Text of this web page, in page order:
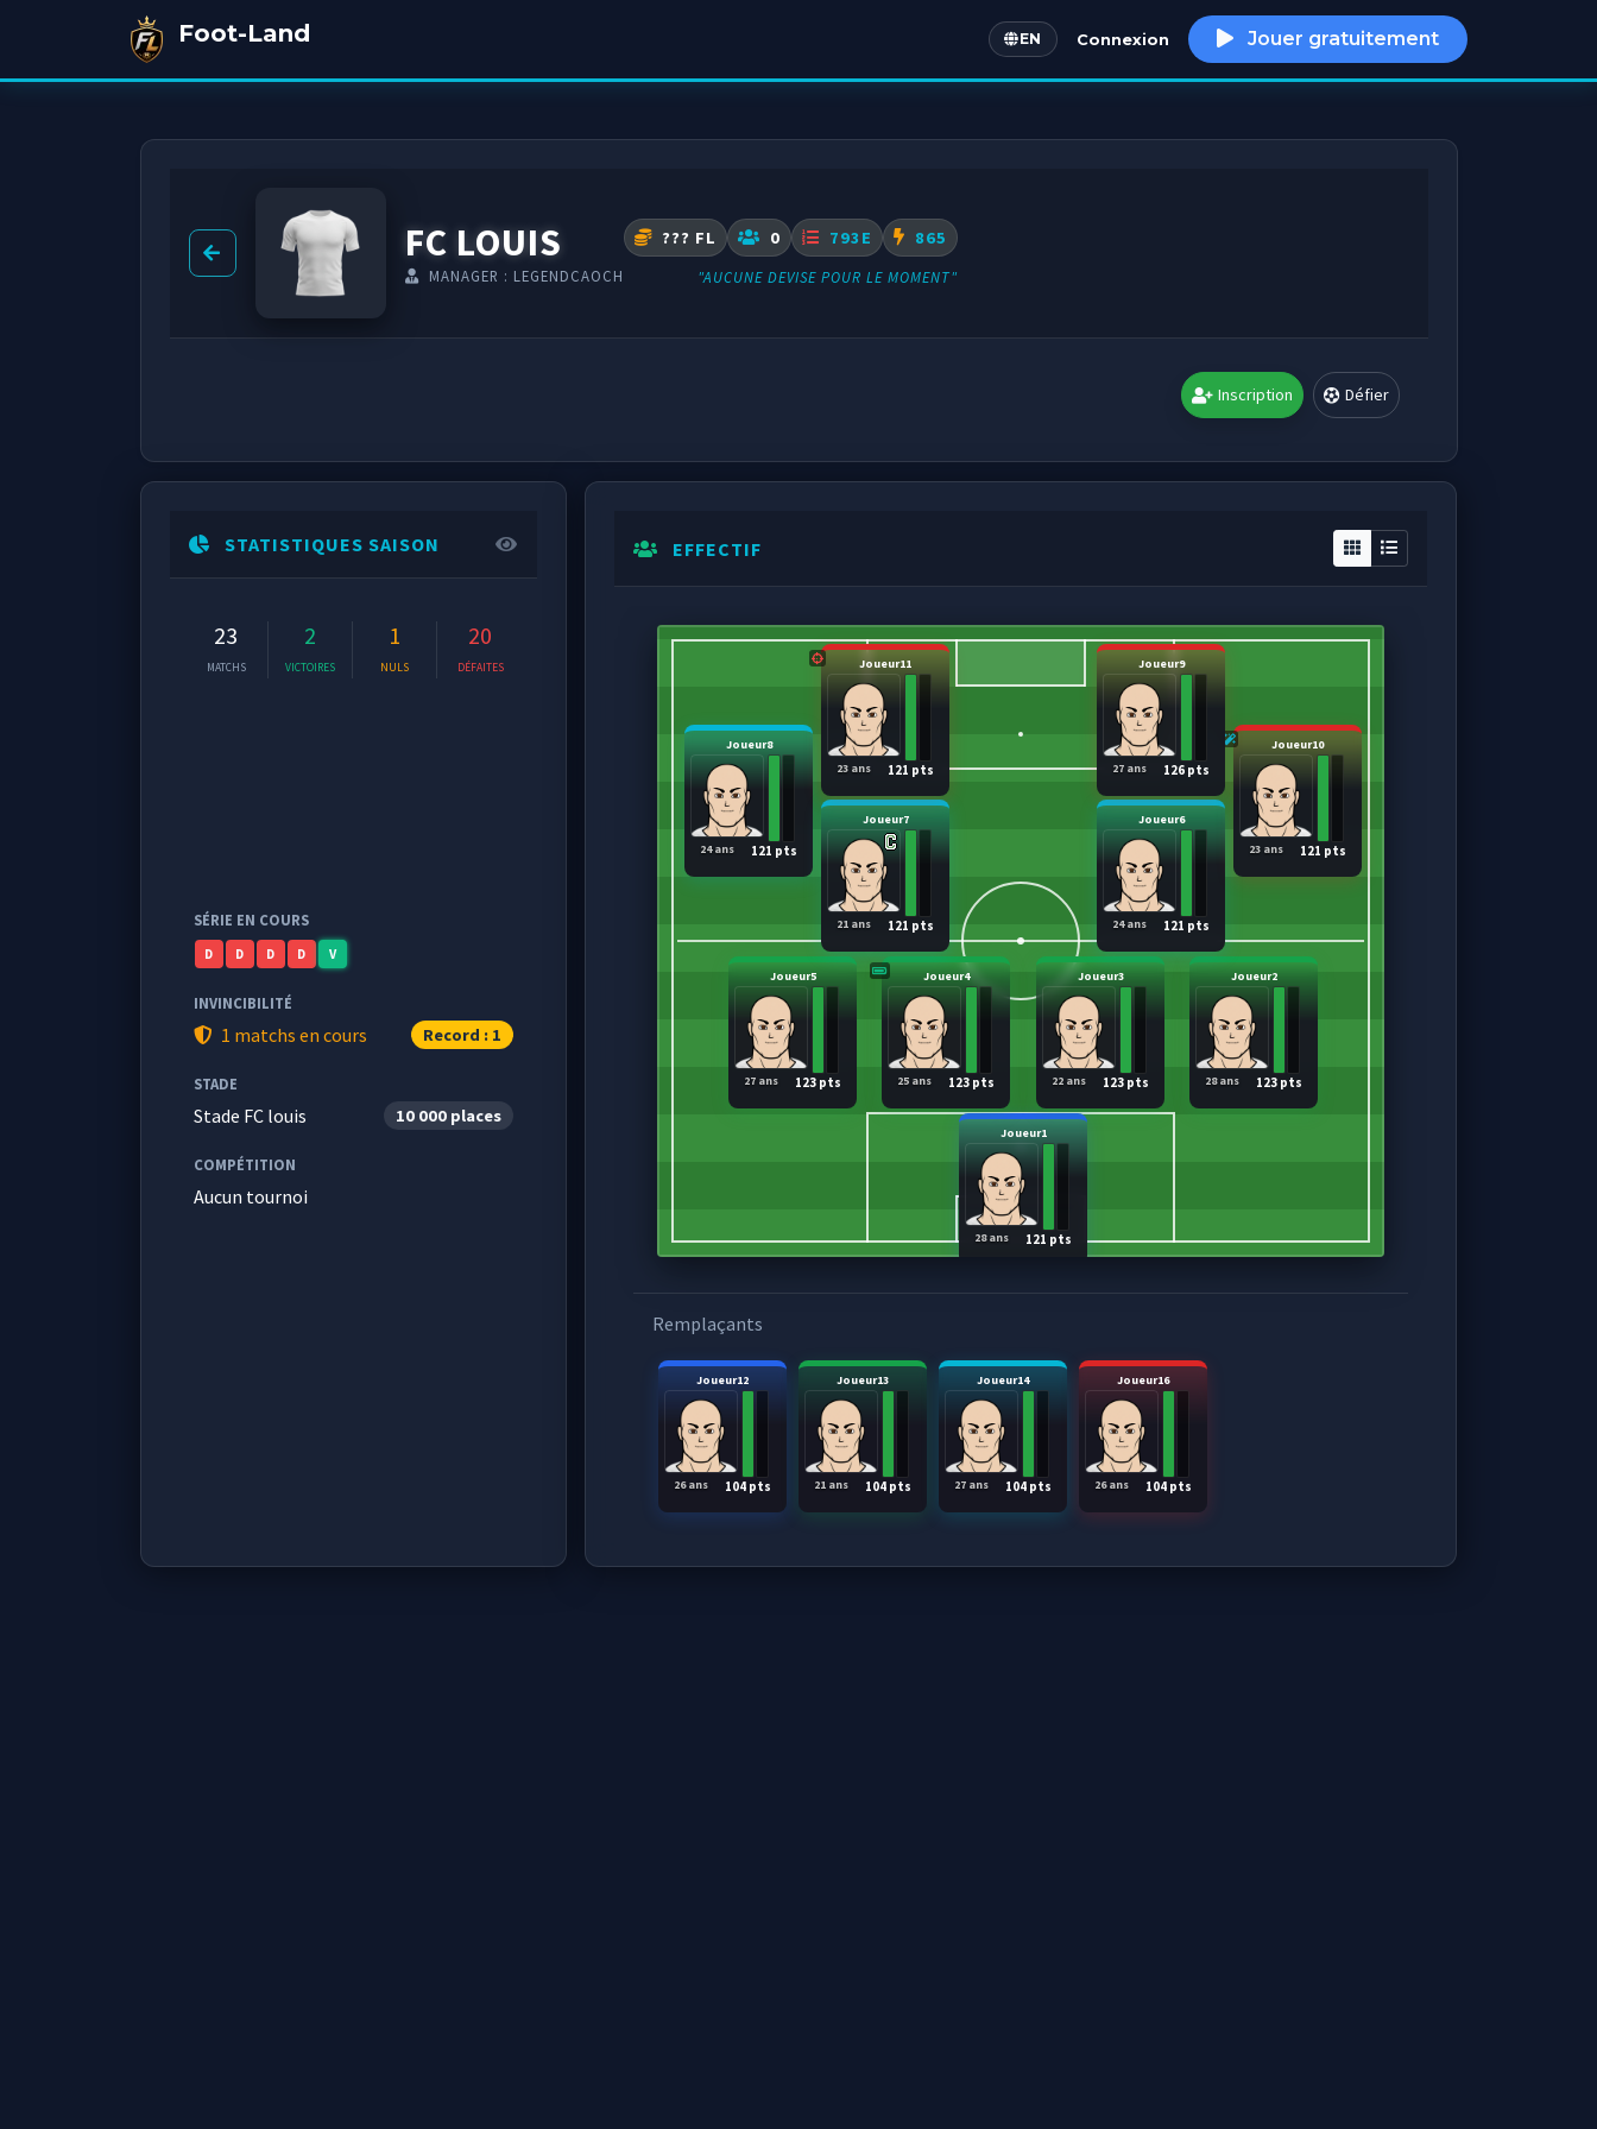
Foot-Land EN
English Connexion Jouer gratuitement
FC LOUIS
MANAGER : LEGENDCAOCH
??? FL 0 793E 865
"AUCUNE DEVISE POUR LE MOMENT"
Inscription Défier
STATISTIQUES SAISON
23
MATCHS
2
VICTOIRES
1
NULS
20
DÉFAITES
SÉRIE EN COURS
D D D D V
INVINCIBILITÉ
1 matchs en cours Record : 1
STADE
Stade FC louis 10 000 places
COMPÉTITION
Aucun tournoi
EFFECTIF
Joueur1
121 pts
28 ans
Joueur5
123 pts
27 ans
Joueur4
123 pts
25 ans
Joueur3
123 pts
22 ans
Joueur2
123 pts
28 ans
Joueur8
121 pts
24 ans
Joueur7
121 pts
21 ans
Joueur6
121 pts
24 ans
Joueur10
121 pts
23 ans
Joueur11
121 pts
23 ans
Joueur9
126 pts
27 ans
Remplaçants
Joueur12
104 pts
26 ans
Joueur13
104 pts
21 ans
Joueur14
104 pts
27 ans
Joueur16
104 pts
26 ans